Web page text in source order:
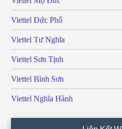
Viettel Đức Phổ
Viettel Tư Nghĩa
Viettel Sơn Tịnh
Viettel Bình Sơn
Viettel Nghĩa Hành